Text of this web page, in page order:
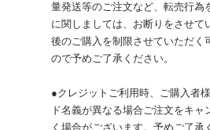
量発送等のご注文など、転売行為
に関しましては、お断りをさせて
後のご購入を制限させていただく
ので予めご了承ください。
●クレジットご利用時、ご購入者
ド名義が異なる場合ご注文をキャ